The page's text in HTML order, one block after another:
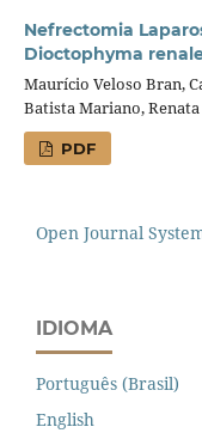
Nefrectomia
Dioctophyma
Maurício Veloso Bran,
Batista Mariano,
PDF
Open Journal
IDIOMA
Português (Brasil)
English